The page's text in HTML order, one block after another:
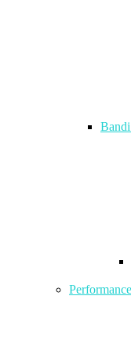
Performance